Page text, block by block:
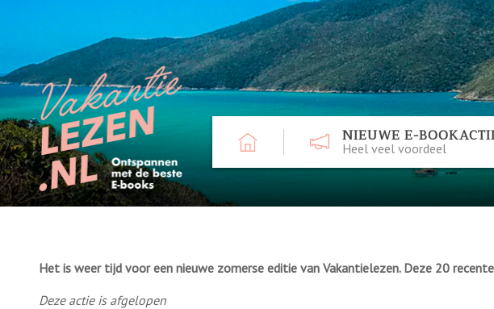
NIEUWE E-
Heel veel voordeel
Het is weer tijd voor een nieuwe zomerse editie van Vakantielezen. Deze 20
Deze actie is afgelopen